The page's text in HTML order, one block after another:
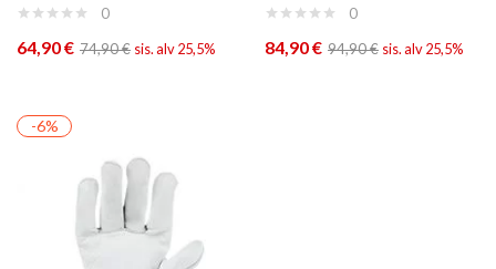
0
64,90€ 74,90€ sis. alv 25,5%
0
84,90€ 94,90€ sis. alv 25,5%
-6%